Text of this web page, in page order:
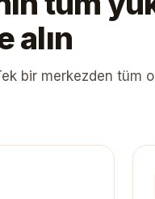
alın
bir merkezden tüm